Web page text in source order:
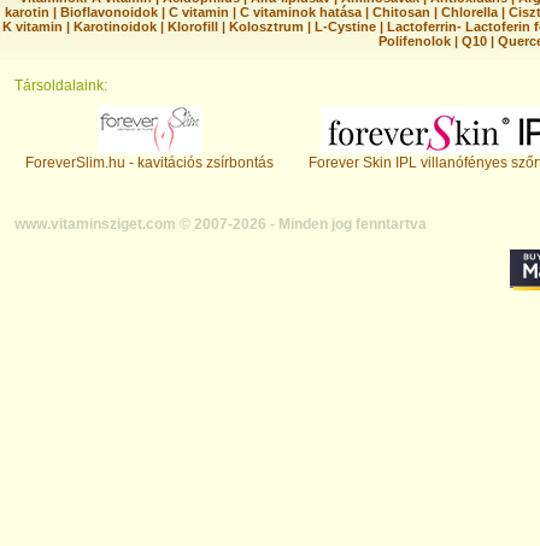
karotin | Bioflavonoidok | C vitamin | C vitaminok hatása | Chitosan | Chlorella |
K vitamin | Karotinoidok | Klorofill | Kolosztrum | L-Cystine | Lactoferrin- Lactoferin
Polifenolok |Q10 |
Társoldalaink:
ForeverSlim.hu - kavitációs zsírbontás Forever Skin IPL villanófényes
www.vitaminsziget.com © 2007-2026 - Minden jog fenntartva